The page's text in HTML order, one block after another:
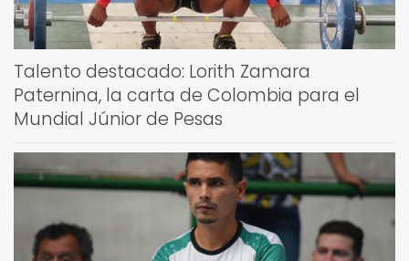
Talento destacado: Lorith Zamara
Paternina, la carta de Colombia para el
Mundial Júnior de Pesas